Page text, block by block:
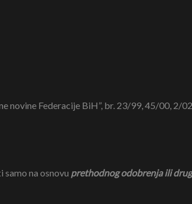
novine Federacije BiH”, br. 23/99, 45/00, 2/
na osnovu prethodnog odobrenja ili